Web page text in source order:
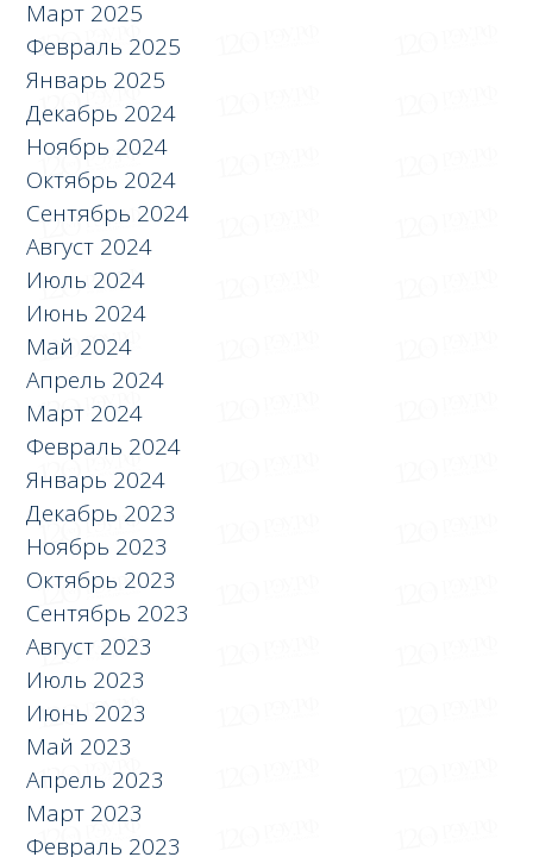
Март 2025
Февраль 2025
Январь 2025
Декабрь 2024
Ноябрь 2024
Октябрь 2024
Сентябрь 2024
Август 2024
Июль 2024
Июнь 2024
Май 2024
Апрель 2024
Март 2024
Февраль 2024
Январь 2024
Декабрь 2023
Ноябрь 2023
Октябрь 2023
Сентябрь 2023
Август 2023
Июль 2023
Июнь 2023
Май 2023
Апрель 2023
Март 2023
Февраль 2023